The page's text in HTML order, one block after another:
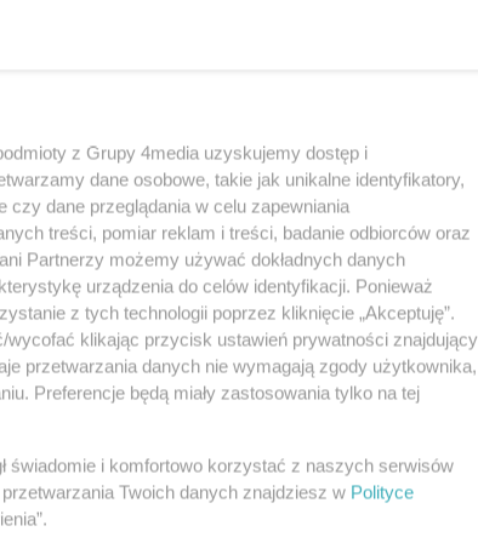
i kochanego przez widzów
diwa. Jest to z reguły
Prawda jest jednak taka,
i innym humor, a
Faktu, możemy mieć
z Grupy 4media uzyskujemy dostęp i
dane osobowe, takie jak unikalne identyfikatory,
czy dane przeglądania w celu zapewniania
treści, pomiar reklam i treści, badanie odbiorców oraz
Partnerzy możemy używać dokładnych danych
urządzenia do celów identyfikacji. Ponieważ
z tych technologii poprzez kliknięcie „Akceptuję”.
klikając przycisk ustawień prywatności znajdujący
przetwarzania danych nie wymagają zgody użytkownika,
Preferencje będą miały zastosowania tylko na tej
świadomie i komfortowo korzystać z naszych serwisów
Twoich danych znajdziesz w Polityce